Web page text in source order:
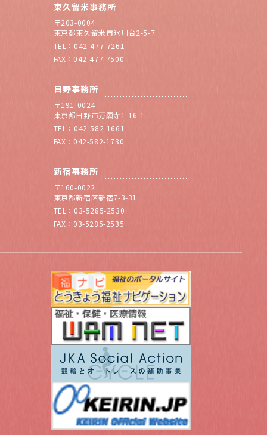
東久留米事務所
〒203-0004
東京都東久留米市氷川台2-5-7
TEL：042-477-7261
FAX：042-477-7500
日野事務所
〒191-0024
東京都日野市万願寺1-16-1
TEL：042-582-1661
FAX：042-582-1730
新宿事務所
〒160-0022
東京都新宿区新宿7-3-31
TEL：03-5285-2530
FAX：03-5285-2535